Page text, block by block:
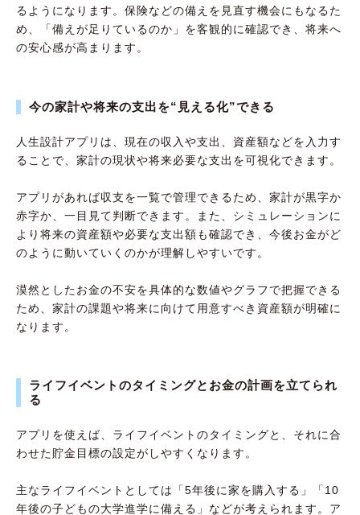
るようになります。保険などの備えを見直す機会にもなるた
め、「備えが足りているのか」を客観的に確認でき、将来へ
の安心感が高まります。
今の家計や将来の支出を“見える化”できる
人生設計アプリは、現在の収入や支出、資産額などを入力す
ることで、家計の現状や将来必要な支出を可視化できます。
アプリがあれば収支を一覧で管理できるため、家計が黒字か
赤字か、一目見て判断できます。また、シミュレーションに
より将来の資産額や必要な支出額も確認でき、今後お金がど
のように動いていくのかが理解しやすいです。
漠然としたお金の不安を具体的な数値やグラフで把握できる
ため、家計の課題や将来に向けて用意すべき資産額が明確に
なります。
ライフイベントのタイミングとお金の計画を立てられ
る
アプリを使えば、ライフイベントのタイミングと、それに合
わせた貯金目標の設定がしやすくなります。
主なライフイベントとしては「5年後に家を購入する」「10
年後の子どもの大学進学に備える」などが考えられます。ア